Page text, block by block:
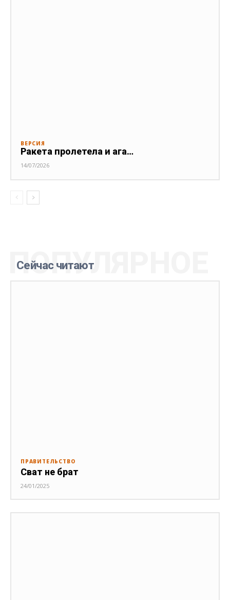
ВЕРСИЯ
Ракета пролетела и ага…
14/07/2026
Сейчас читают
ПОПУЛЯРНОЕ
ПРАВИТЕЛЬСТВО
Сват не брат
24/01/2025